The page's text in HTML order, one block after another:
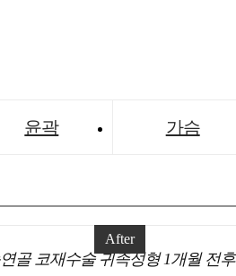
윤곽 가슴
After
골 코재수술 귀족성형 1개월 전후